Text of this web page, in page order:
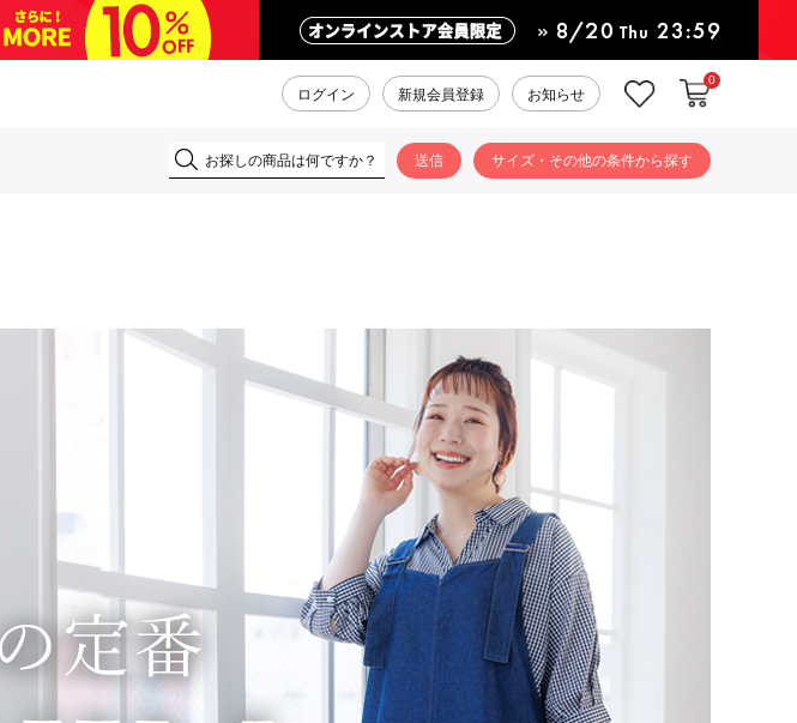
ログイン 新規会員登録 お知らせ お気に入りカートに入
0
サイズ・その他の条件から探す